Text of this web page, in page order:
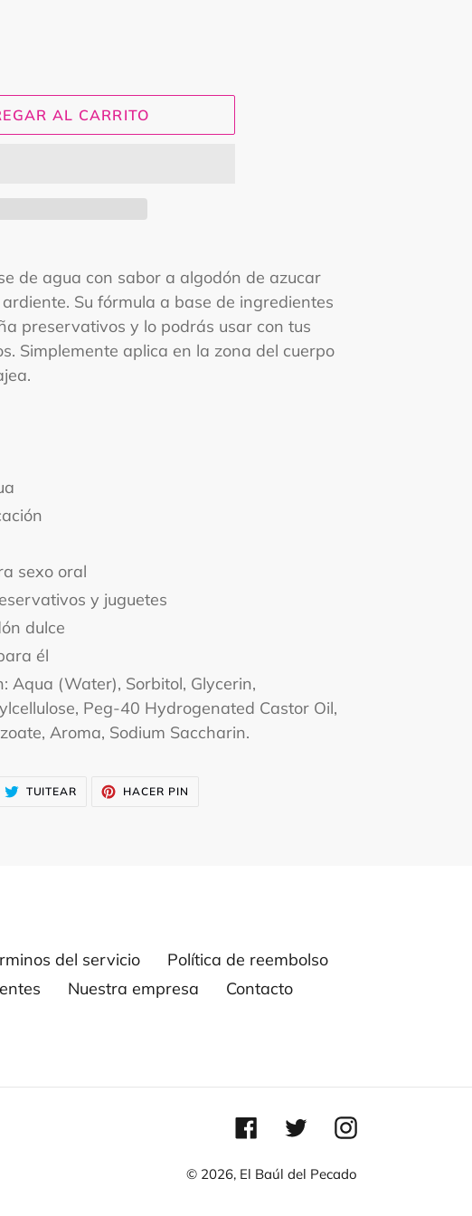
AL CARRITO
de agua con sabor a algodón de azucar
Su fórmula a base de ingredientes
preservativos y lo podrás usar con tus
Simplemente aplica en la zona del cuerpo
sexo oral
y juguetes
dulce
él
Aqua (Water), Sorbitol, Glycerin,
Peg-40 Hydrogenated Castor Oil,
Aroma, Sodium Saccharin.
TUITEAR TUITEARHACER PIN
del servicio
Política de reembolso
Nuestra empresa Contacto
FacebookTwitterInstagram
© 2026, El Baúl del Pecado